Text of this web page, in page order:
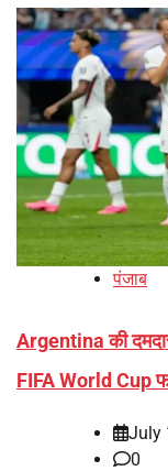
पंजाब
Argentina की
FIFA World Cup
July
0